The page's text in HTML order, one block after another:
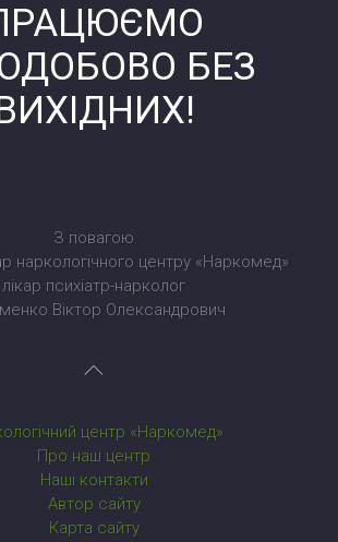
БЕЗ
З повагою
наркологічного центру «Наркомед»
лікар психіатр-нарколог
Віктор Олександрович
центр «Наркомед»
Про наш центр
Наші контакти
Автор сайту
Карта сайту